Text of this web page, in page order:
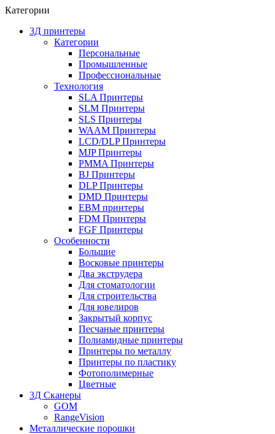
Категории
3Д принтеры
Категории
Персональные
Промышленные
Профессиональные
Технология
SLA Принтеры
SLM Принтеры
SLS Принтеры
WAAM Принтеры
LCD/DLP Принтеры
MJP Принтеры
PMMA Принтеры
BJ Принтеры
DLP Принтеры
DMD Принтеры
EBM принтеры
FDM Принтеры
FGF Принтеры
Особенности
Большие
Восковые принтеры
Два экструдера
Для стоматологии
Для строительства
Для ювелиров
Закрытый корпус
Песчаные принтеры
Полиамидные принтеры
Принтеры по металлу
Принтеры по пластику
Фотополимерные
Цветные
3Д Сканеры
GOM
RangeVision
Металлические порошки